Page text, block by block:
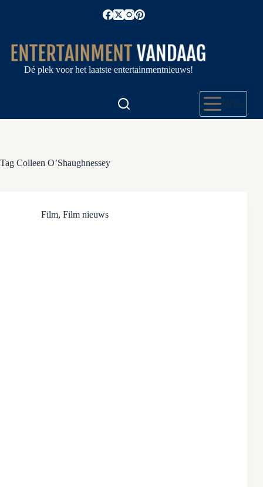
Dé plek voor het laatste entertainmentnieuws!
Menu
Tag Colleen O’Shaughnessey
Film, Film nieuws